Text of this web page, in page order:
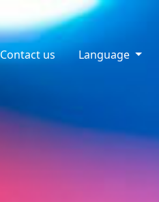
Contact us Language